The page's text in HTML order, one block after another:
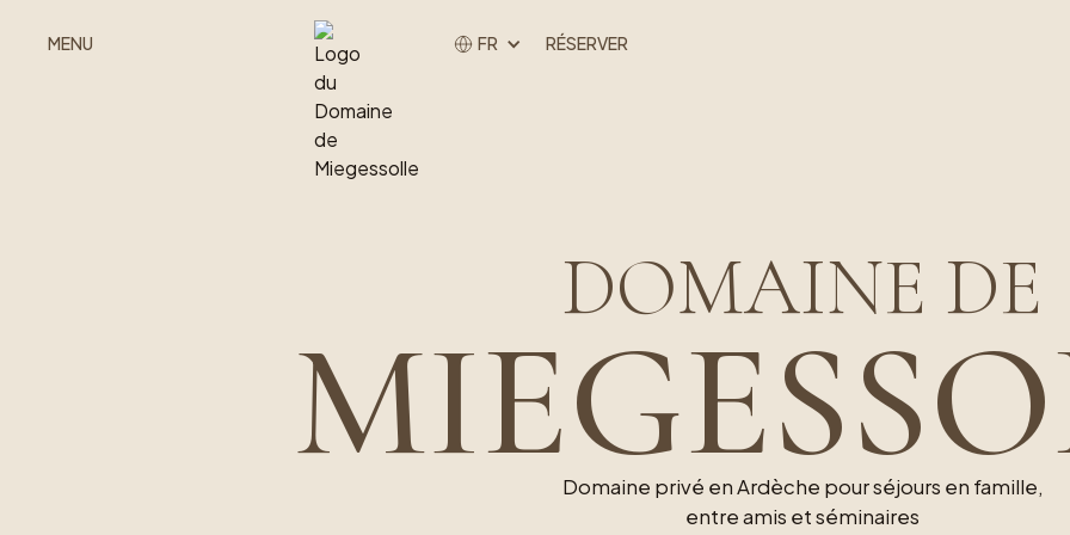
MENU FR RÉSERVER
DOMAINE DE
Domaine privé en Ardèche pour séjours en famille,
entre amis et séminaires